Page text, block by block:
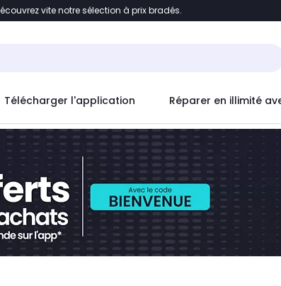
directement au contenu
vite notre sélection à prix bradés.
Télécharger l'application Réparer en illimité